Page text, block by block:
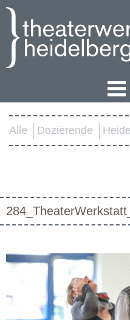
Alle Dozierende